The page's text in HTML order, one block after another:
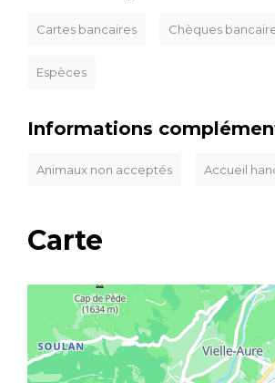
Cartes bancaires Chèques
Espèces
Informations
Animaux non acceptés Accueil
Carte